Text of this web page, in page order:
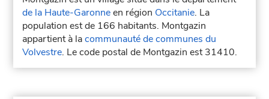
de la Haute-Garonneen région Occitanie. La
population est de 166 habitants. Montgazin
appartient à lacommunauté de communes du
Volvestre. Le code postal de Montgazin est 31410.